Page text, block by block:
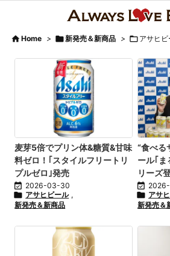
 Home > 新発売＆新商品 >  アサヒビ
麦芽5倍でプリン体&糖質&甘味
料ゼロ！｢スタイルフリートリ
プルゼロ｣発売
 2026-03-30
 アサヒビール ,
新発売＆新商品
“食べる
ール｢ま
リーズ

 アサ
新発売＆